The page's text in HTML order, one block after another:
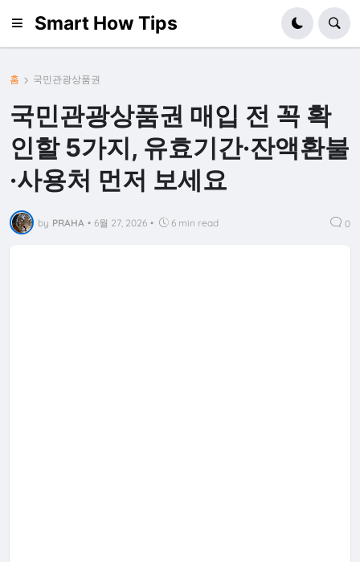
Smart How Tips
홈 국민관광상품권
국민관광상품권 매입 전 꼭 확
인할 5가지, 유효기간·잔액환불
·사용처 먼저 보세요
by PRAHA • 6월 27, 2026 • 6 min read 0